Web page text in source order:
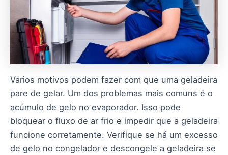
Vários motivos podem fazer com que uma geladeira
pare de gelar. Um dos problemas mais comuns é o
acúmulo de gelo no evaporador. Isso pode
bloquear o fluxo de ar frio e impedir que a geladeira
funcione corretamente. Verifique se há um excesso
de gelo no congelador e descongele a geladeira se